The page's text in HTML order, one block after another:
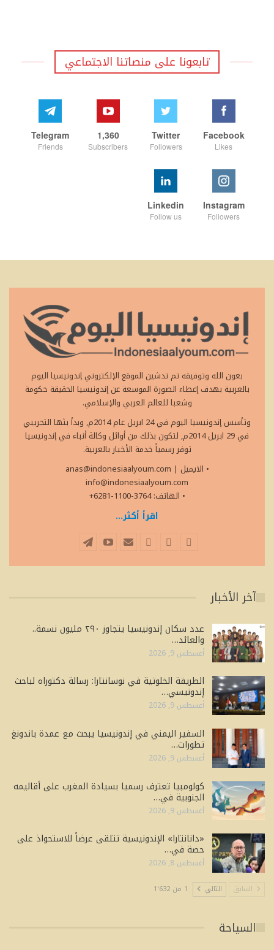
تابعونا على منصاتنا الاجتماعي
Facebook
Likes
Twitter
Followers
1,360
Subscribers
Telegram
Friends
Instagram
Followers
Linkedin
Follow us
بعون الله وتوفيقه تم تدشين الموقع الإلكتروني إندونيسيا اليوم
بالعربية بهدف إعطاء الصورة الموسعة عن إندونيسيا الحقيقة حكومة
وشعبا للعالم العربي والإسلامي.
وتأسس إندونيسيا اليوم في 24 ابريل عام 2014م, وبدأ بثها التجريبي
في 29 ابريل 2014م, لتكون بذلك من أوائل وكالة أنباء في إندونيسيا
توفر رسمياً خدمة الأخبار بالعربية.
• الايميل
anas@indonesiaalyoum.com |
info@indonesiaalyoum.com
• الهاتف: 3764-1100-6281+
اقرأ أكثر...
آخر الأخبار
عدد سكان إندونيسيا يتجاوز ٢٩٠ مليون نسمة..
والعائد…
أغسطس 9, 2026
الطريقة الخلوتية في نوسانتارا: رسالة دكتوراه لباحث
إندونيسي…
أغسطس 9, 2026
السفير اليمني في إندونيسيا يبحث مع عمدة باندونغ
تطورات…
أغسطس 9, 2026
كولومبيا تعترف رسميا بسيادة المغرب على أقاليمه
الجنوبية في…
أغسطس 9, 2026
«دانانتارا» الإندونيسية تتلقى عرضاً للاستحواذ على
حصة في…
أغسطس 8, 2026
السابق التالي 1 من 1٬632
السياحة